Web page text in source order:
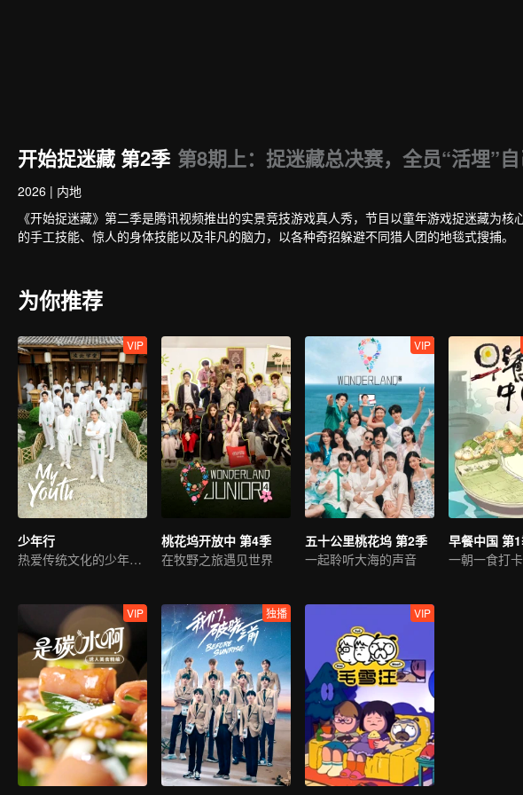
开始捉迷藏 第2季 第8期上：捉迷藏总决赛，全员“活埋”
2026 | 内地
《开始捉迷藏》第二季是腾讯视频推出的实景竞技游戏真人秀，节目以童年游戏捉迷藏为
的手工技能、惊人的身体技能以及非凡的脑力，以各种奇招躲避不同猎人团的地毯式搜捕。
为你推荐
VIP
少年行
热爱传统文化的少年来啦
桃花坞开放中 第4季
在牧野之旅遇见世界
VIP
五十公里桃花坞 第2季
一起聆听大海的声音
早餐中国 第
一朝一食打
VIP 独播 VIP